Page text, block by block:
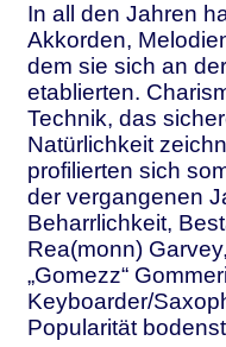
In all den Jahren
Akkorden,
dem sie sich an
etablierten.
Technik, das
Natürlichkeit
profilierten sich
der vergangenen
Beharrlichkeit,
Rea(monn)
„Gomezz“
Keyboarder/
Popularität